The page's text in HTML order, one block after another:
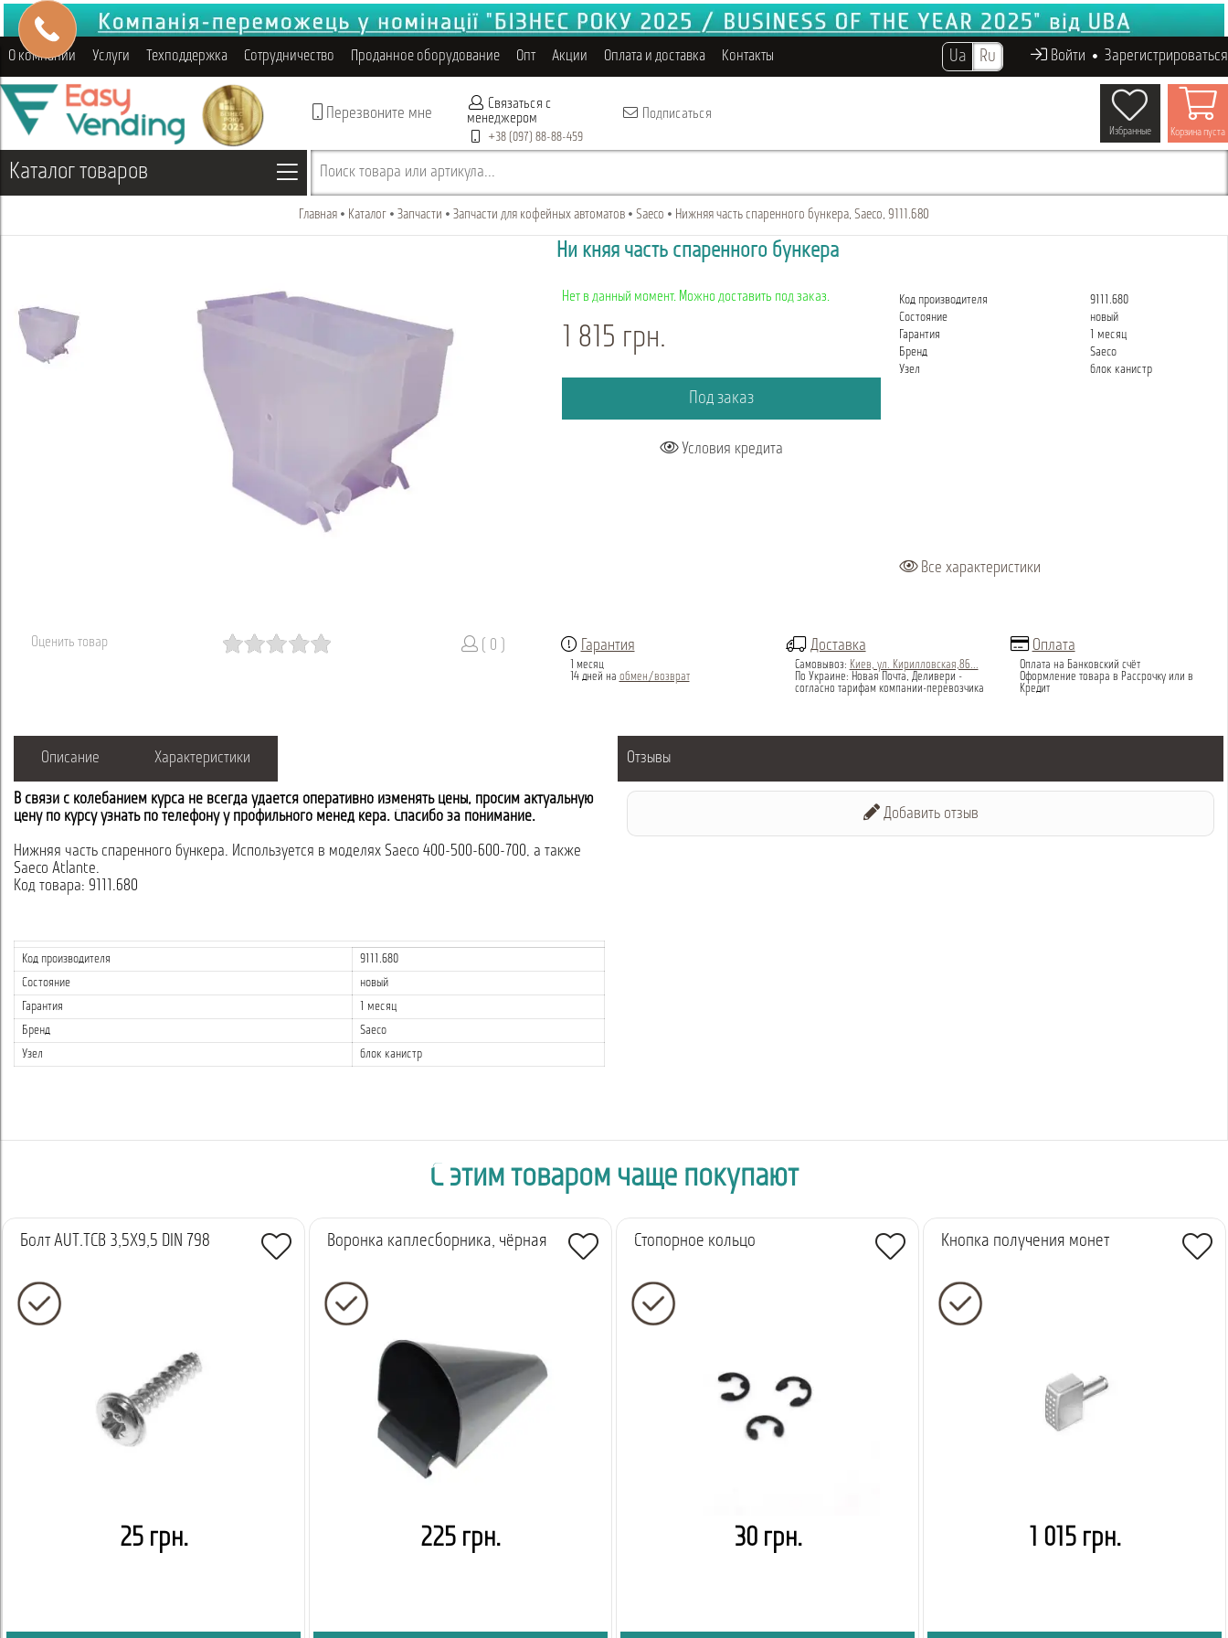
Войти Зарегистрироваться
Ua Ru
О компании Услуги Техподдержка Сотрудничество Проданное оборудование Опт Акции Оплата и доставка Контакты
Перезвоните мне
Связаться с
менеджером
+38 (097) 88-88-459
Подписаться
Корзина пуста
Избранные
Каталог товаров Поиск товара или артикула...
Главная Каталог Запчасти Запчасти для кофейных автоматов Saeco Нижняя часть спаренного бункера, Saeco, 9111.680
Нижняя часть спаренного бункера
Нет в данный момент. Можно доставить под заказ.
1 815 грн.
Под заказ
Условия кредита
Код производителя
9111.680
Состояние
новый
Гарантия
1 месяц
Бренд
Saeco
Узел
блок канистр
Все характеристики
Оценить товар ( 0 ) Гарантия
1 месяц
14 дней на обмен/возврат
Доставка
Самовывоз: Киев, ул. Кирилловская,86...
По Украине: Новая Почта, Деливери -
согласно тарифам компании-перевозчика
Оплата
Оплата на Банковский счёт
Оформление товара в Рассрочку или в
Кредит
Описание Характеристики
В связи с колебанием курса не всегда удается оперативно изменять цены, просим актуальную
цену по курсу узнать по телефону у профильного менеджера. Спасибо за понимание.
Нижняя часть спаренного бункера. Используется в моделях Saeco 400-500-600-700, а также
Saeco Atlante.
Код товара: 9111.680
Код производителя
9111.680
Состояние
новый
Гарантия
1 месяц
Бренд
Saeco
Узел
блок канистр
Отзывы
Добавить отзыв
С этим товаром чаще покупают
Болт AUT.TCB 3,5X9,5 DIN 798
25 грн.
Воронка каплесборника, чёрная
225 грн.
Стопорное кольцо
30 грн.
Кнопка получения монет
1 015 грн.